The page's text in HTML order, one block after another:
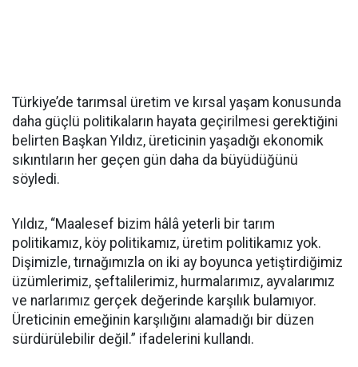
Türkiye’de tarımsal üretim ve kırsal yaşam konusunda
daha güçlü politikaların hayata geçirilmesi gerektiğini
belirten Başkan Yıldız, üreticinin yaşadığı ekonomik
sıkıntıların her geçen gün daha da büyüdüğünü
söyledi.
Yıldız, “Maalesef bizim hâlâ yeterli bir tarım
politikamız, köy politikamız, üretim politikamız yok.
Dişimizle, tırnağımızla on iki ay boyunca yetiştirdiğimiz
üzümlerimiz, şeftalilerimiz, hurmalarımız, ayvalarımız
ve narlarımız gerçek değerinde karşılık bulamıyor.
Üreticinin emeğinin karşılığını alamadığı bir düzen
sürdürülebilir değil.” ifadelerini kullandı.